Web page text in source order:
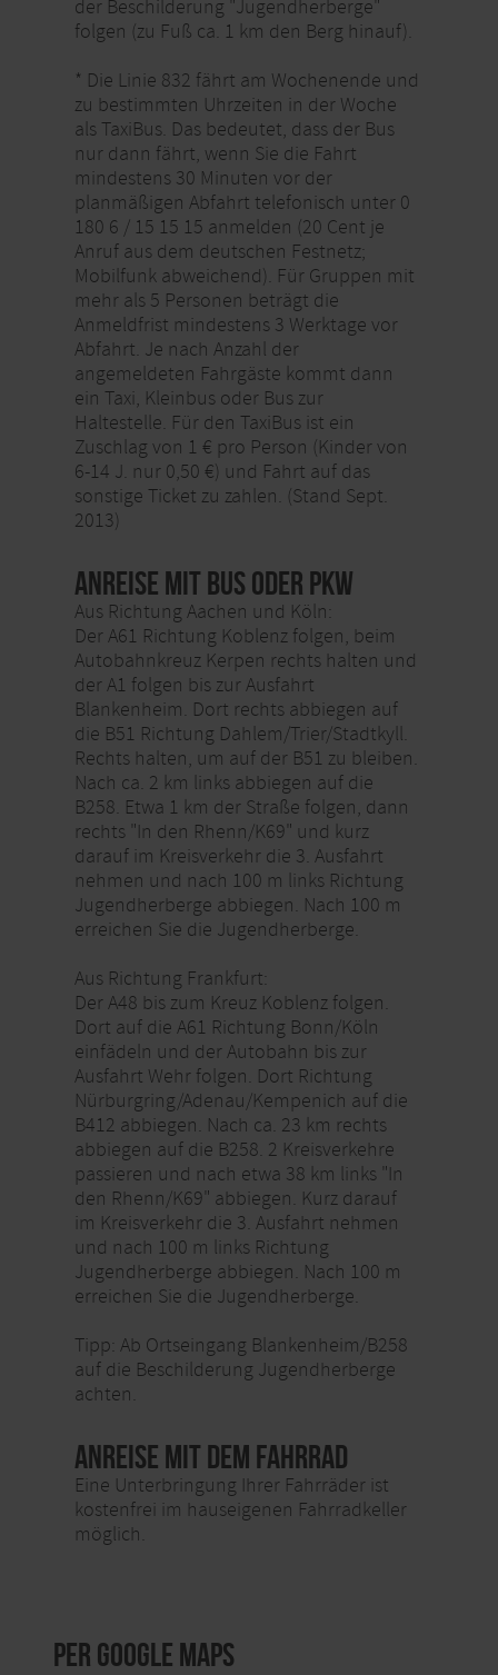
der Beschilderung "Jugendherberge"
folgen (zu Fuß ca. 1 km den Berg hinauf).
* Die Linie 832 fährt am Wochenende und
zu bestimmten Uhrzeiten in der Woche
als TaxiBus. Das bedeutet, dass der Bus
nur dann fährt, wenn Sie die Fahrt
mindestens 30 Minuten vor der
planmäßigen Abfahrt telefonisch unter 0
180 6 / 15 15 15 anmelden (20 Cent je
Anruf aus dem deutschen Festnetz;
Mobilfunk abweichend). Für Gruppen mit
mehr als 5 Personen beträgt die
Anmeldfrist mindestens 3 Werktage vor
Abfahrt. Je nach Anzahl der
angemeldeten Fahrgäste kommt dann
ein Taxi, Kleinbus oder Bus zur
Haltestelle. Für den TaxiBus ist ein
Zuschlag von 1 € pro Person (Kinder von
6-14 J. nur 0,50 €) und Fahrt auf das
sonstige Ticket zu zahlen. (Stand Sept.
2013)
Anreise mit Bus oder PKW
Aus Richtung Aachen und Köln:
Der A61 Richtung Koblenz folgen, beim
Autobahnkreuz Kerpen rechts halten und
der A1 folgen bis zur Ausfahrt
Blankenheim. Dort rechts abbiegen auf
die B51 Richtung Dahlem/Trier/Stadtkyll.
Rechts halten, um auf der B51 zu bleiben.
Nach ca. 2 km links abbiegen auf die
B258. Etwa 1 km der Straße folgen, dann
rechts "In den Rhenn/K69" und kurz
darauf im Kreisverkehr die 3. Ausfahrt
nehmen und nach 100 m links Richtung
Jugendherberge abbiegen. Nach 100 m
erreichen Sie die Jugendherberge.
Aus Richtung Frankfurt:
Der A48 bis zum Kreuz Koblenz folgen.
Dort auf die A61 Richtung Bonn/Köln
einfädeln und der Autobahn bis zur
Ausfahrt Wehr folgen. Dort Richtung
Nürburgring/Adenau/Kempenich auf die
B412 abbiegen. Nach ca. 23 km rechts
abbiegen auf die B258. 2 Kreisverkehre
passieren und nach etwa 38 km links "In
den Rhenn/K69" abbiegen. Kurz darauf
im Kreisverkehr die 3. Ausfahrt nehmen
und nach 100 m links Richtung
Jugendherberge abbiegen. Nach 100 m
erreichen Sie die Jugendherberge.
Tipp: Ab Ortseingang Blankenheim/B258
auf die Beschilderung Jugendherberge
achten.
Anreise mit dem Fahrrad
Eine Unterbringung Ihrer Fahrräder ist
kostenfrei im hauseigenen Fahrradkeller
möglich.
per Google Maps